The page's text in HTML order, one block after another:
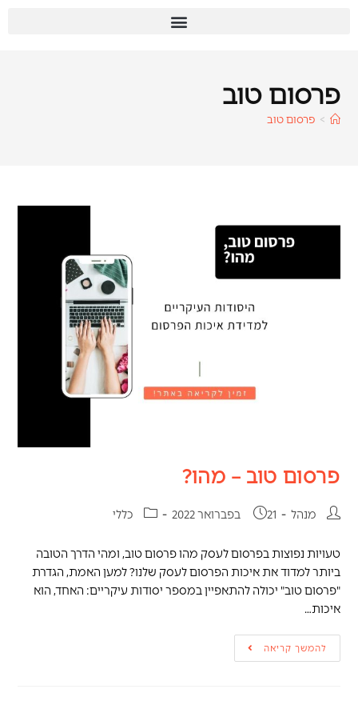
פרסום טוב
> פרסום טוב
פרסום טוב – מהו?
מנהל 21 בפברואר 2022 כללי
טעויות נפוצות בפרסום לעסק מהו פרסום טוב, ומהי הדרך הטובה
ביותר למדוד את איכות הפרסום לעסק שלנו? למען האמת, הגדרת
"פרסום טוב" יכולה להתאפיין במספר יסודות עיקריים: האחד, הוא
איכות…
להמשך קריאה